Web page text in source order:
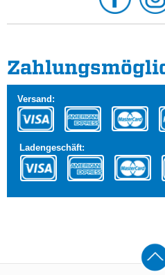
Versand:
Ladengeschäft: